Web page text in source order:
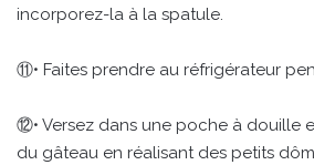
incorporez-la à la spatule.
⑪• Faites prendre au réfrigérateur
⑫• Versez dans une poche à douille
du gâteau en réalisant des petits